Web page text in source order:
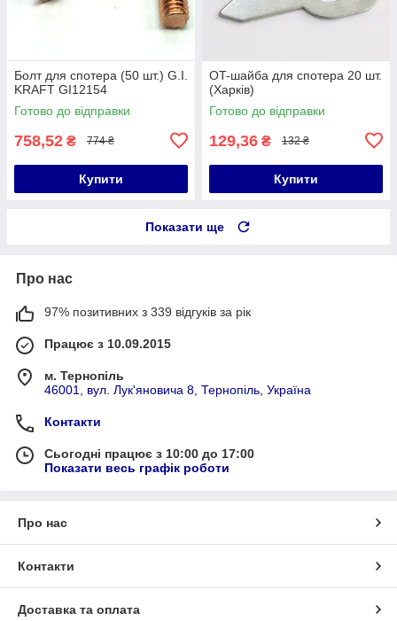
Болт для спотера (50 шт.) G.I.
KRAFT GI12154
Готово до відправки
758,52 ₴ 774 ₴
Купити
OT-шайба для спотера 20 шт.
(Харків)
Готово до відправки
129,36 ₴ 132 ₴
Купити
Показати ще
Про нас
97% позитивних з 339 відгуків за рік
Працює з 10.09.2015
м. Тернопіль
46001, вул. Лук'яновича 8, Тернопіль, Україна
Контакти
Сьогодні працює з 10:00 до 17:00
Показати весь графік роботи
Про нас
Контакти
Доставка та оплата